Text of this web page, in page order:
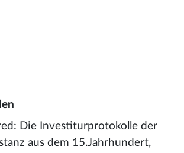
Die Investiturprotokolle der
aus dem 15.Jahrhundert,